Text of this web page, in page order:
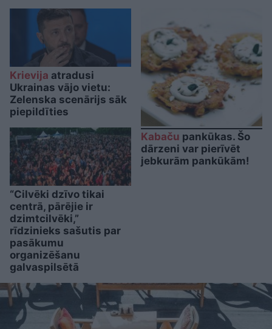
Krievija atradusi
Ukrainas vājo vietu:
Zelenska scenārijs sāk
piepildīties
“Cilvēki dzīvo tikai
centrā, pārējie ir
dzimtcilvēki,”
rīdzinieks sašutis par
pasākumu
organizēšanu
galvaspilsētā
Kabaču pankūkas. Šo
dārzeni var pierīvēt
jebkurām pankūkām!